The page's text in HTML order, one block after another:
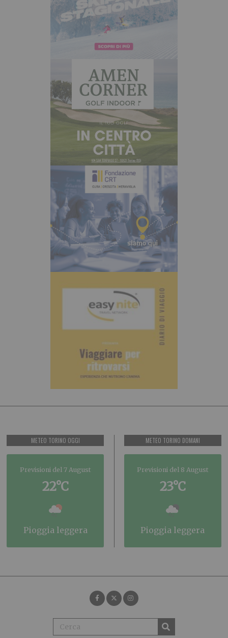
METEO TORINO OGGI
Previsioni del 7 August
22°C
pioggia leggera
METEO TORINO DOMANI
Previsioni del 8 August
23°C
pioggia leggera